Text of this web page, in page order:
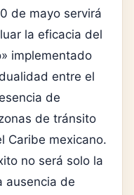
de mayo servirá
la eficacia del
implementado
entre el
de
de tránsito
Caribe mexicano.
no será solo la
ausencia de